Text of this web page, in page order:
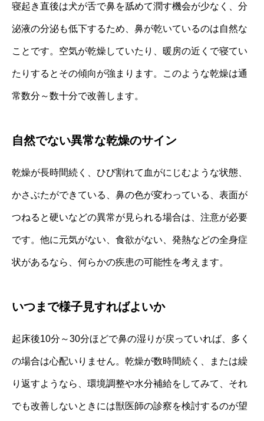
寝起き直後は犬が舌で鼻を舐めて潤す機会が少なく、分
泌液の分泌も低下するため、鼻が乾いているのは自然な
ことです。空気が乾燥していたり、暖房の近くで寝てい
たりするとその傾向が強まります。このような乾燥は通
常数分～数十分で改善します。
自然でない異常な乾燥のサイン
乾燥が長時間続く、ひび割れて血がにじむような状態、
かさぶたができている、鼻の色が変わっている、表面が
つねると硬いなどの異常が見られる場合は、注意が必要
です。他に元気がない、食欲がない、発熱などの全身症
状があるなら、何らかの疾患の可能性を考えます。
いつまで様子見すればよいか
起床後10分～30分ほどで鼻の湿りが戻っていれば、多く
の場合は心配いりません。乾燥が数時間続く、または繰
り返すようなら、環境調整や水分補給をしてみて、それ
でも改善しないときには獣医師の診察を検討するのが望